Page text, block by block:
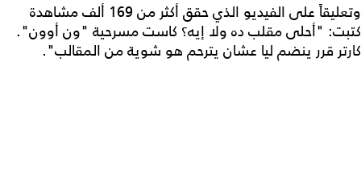
وتعليقاً على الفيديو الذي حقق أكثر من 169 ألف مشاهدة
كتبت: "أحلى مقلب ده ولا إيه؟ كاست مسرحية "ون أوون".
كارتر قرر ينضم ليا عشان يترحم هو شوية من المقالب".